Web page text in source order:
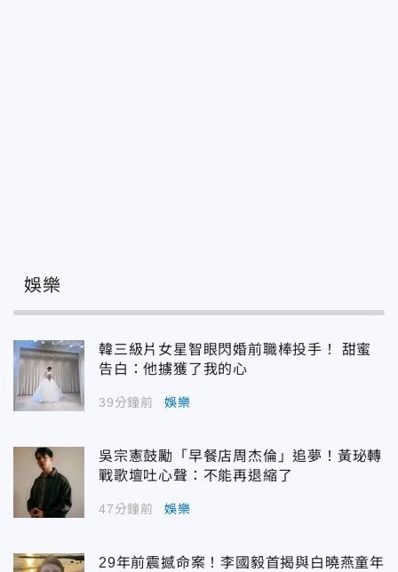
娛樂
韓三級片女星智眼閃婚前職棒投手！ 甜蜜
告白：他擄獲了我的心
39分鐘前 娛樂
吳宗憲鼓勵「早餐店周杰倫」追夢！黃珌轉
戰歌壇吐心聲：不能再退縮了
47分鐘前 娛樂
29年前震撼命案！李國毅首揭與白曉燕童年